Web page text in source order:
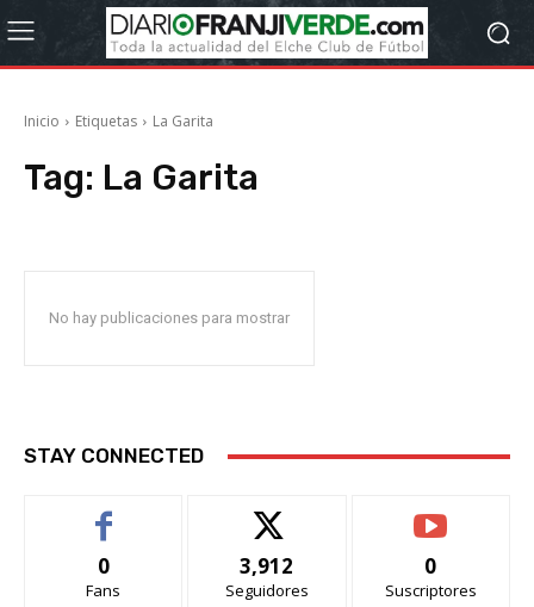
Inicio Etiquetas La Garita
Tag: La Garita
No hay publicaciones para mostrar
STAY CONNECTED
0
Fans
3,912
Seguidores
0
Suscriptores